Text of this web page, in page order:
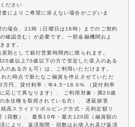
ださい
によりご希望に添えない場合がございま
場合、21時（日曜日は18時）までのご契約
確認含む）が必要です。一部金融機関およ
ます。
則として銀行営業時間内に限られます。
歳以上70歳以下の方で安定した収入のある
のある方も可）は、ご利用いただけます。
た時点で新たなご融資を停止させていただ
万円、貸付利率：年4.5~18.0% （貸付利率
応じて異なります）、 ご利用対象：満20歳
永住権を取得されている方）、 遅延損害
高スライドリボルビング方式・元利定額リ
（回数）、 最長10年・最大120回（融資額の
により、返済期間・回数はお借入れ及び返済